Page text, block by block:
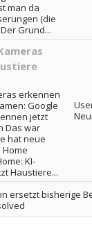
man da
(die
Grund...
erkennen
Google
jetzt
Das war
hat neue
KI-
Haustiere...
ersetzt bisherige